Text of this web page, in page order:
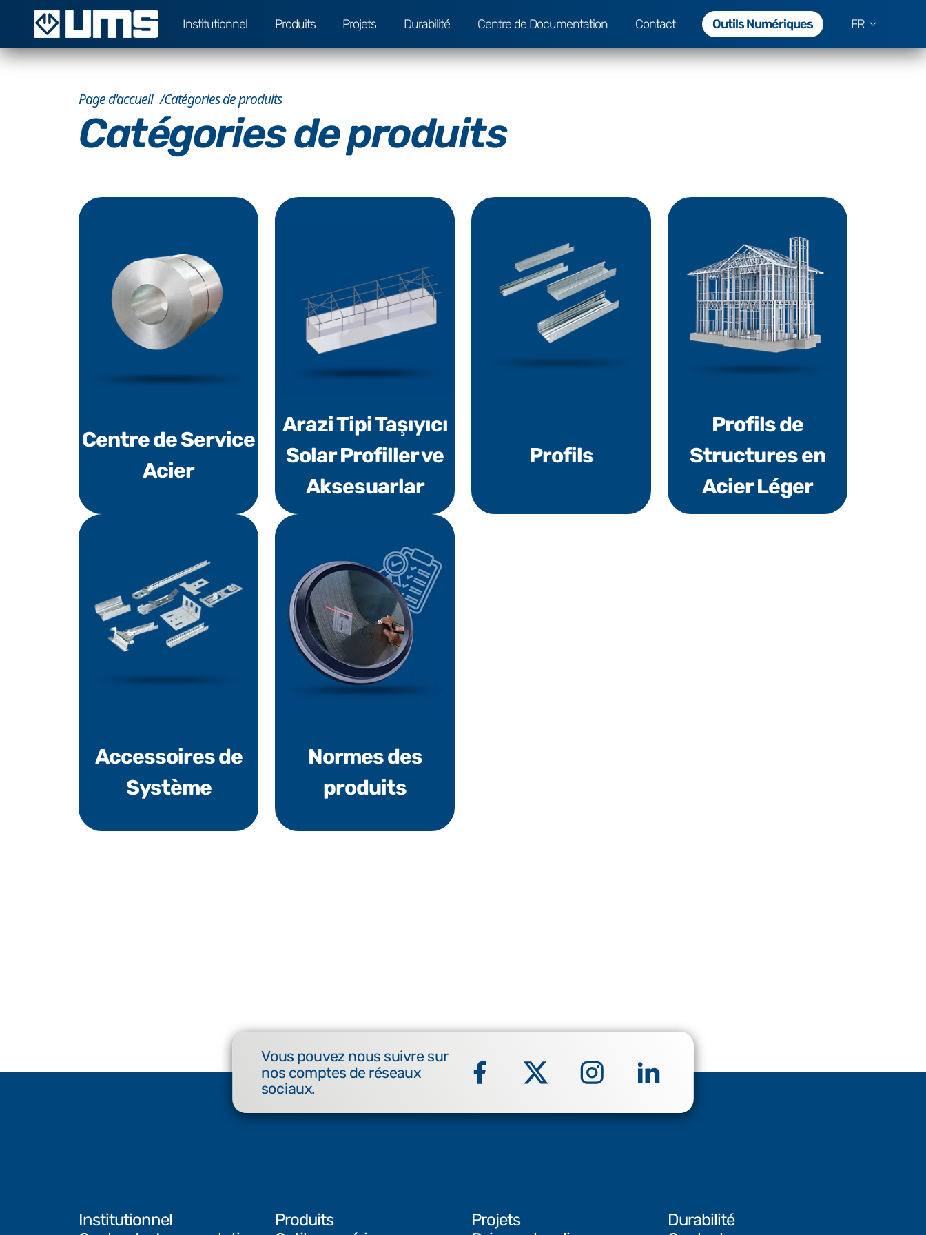
Institutionnel Produits Projets Durabilité Centre de Documentation Contact Outils Numériques FR
Page d'accueil Catégories de produits
Catégories de produits
Centre de Service
Acier
Arazi Tipi Taşıyıcı
Solar Profiller ve
Aksesuarlar
Profils
Profils de
Structures en
Acier Léger
Accessoires de
Système
Normes des
produits
Vous pouvez nous suivre sur
nos comptes de réseaux
sociaux.
Institutionnel Produits Projets
Durabilité